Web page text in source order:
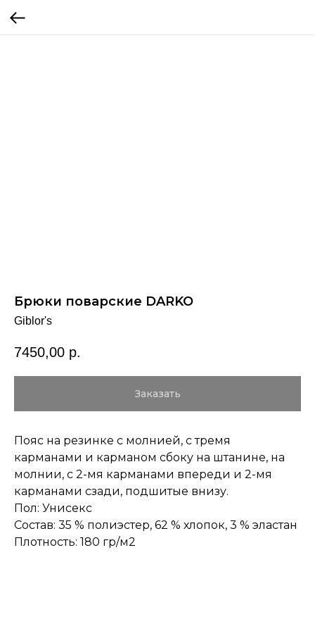
Брюки поварские DARKO
Giblor's
7450,00 р.
Заказать
Пояс на резинке с молнией, с тремя
карманами и карманом сбоку на штанине, на
молнии, с 2-мя карманами впереди и 2-мя
карманами сзади, подшитые внизу.
Пол: Унисекс
Состав: 35 % полиэстер, 62 % хлопок, 3 % эластан
Плотность: 180 гр/м2